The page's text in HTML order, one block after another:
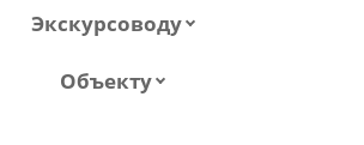
Экскурсоводу
Объекту